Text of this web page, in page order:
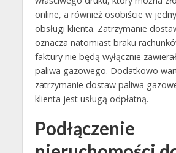
online, a również osobiście w
obsługi klienta. Zatrzymanie
oznacza natomiast braku
faktury nie będą wyłącznie
paliwa gazowego. Dodatkowo
zatrzymanie dostaw paliwa
klienta jest usługą odpłatną.
Podłączenie